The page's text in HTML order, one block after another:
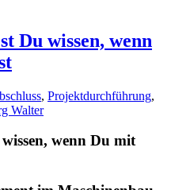
Du wissen, wenn
, Projektdurchführung,
Walter
wenn Du mit